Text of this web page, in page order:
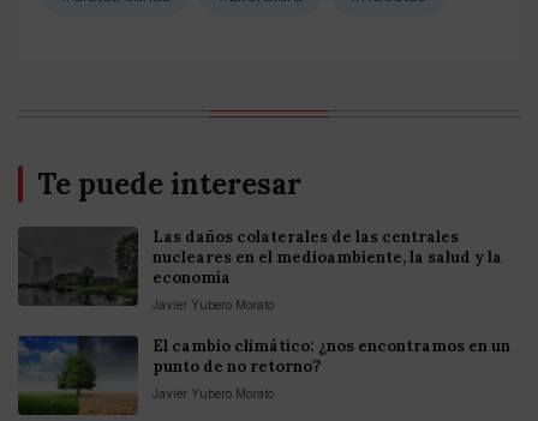
Te puede interesar
Las daños colaterales de las centrales
nucleares en el medioambiente, la salud y la
economía
Javier Yubero Morato
El cambio climático: ¿nos encontramos en un
punto de no retorno?
Javier Yubero Morato